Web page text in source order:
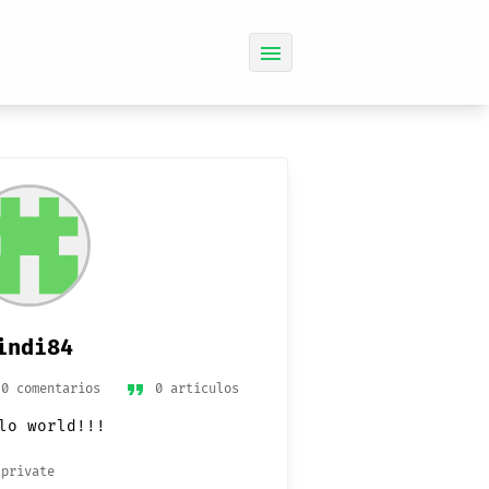
menu
0 comentarios format_quote 0 artículos
world!!!
private